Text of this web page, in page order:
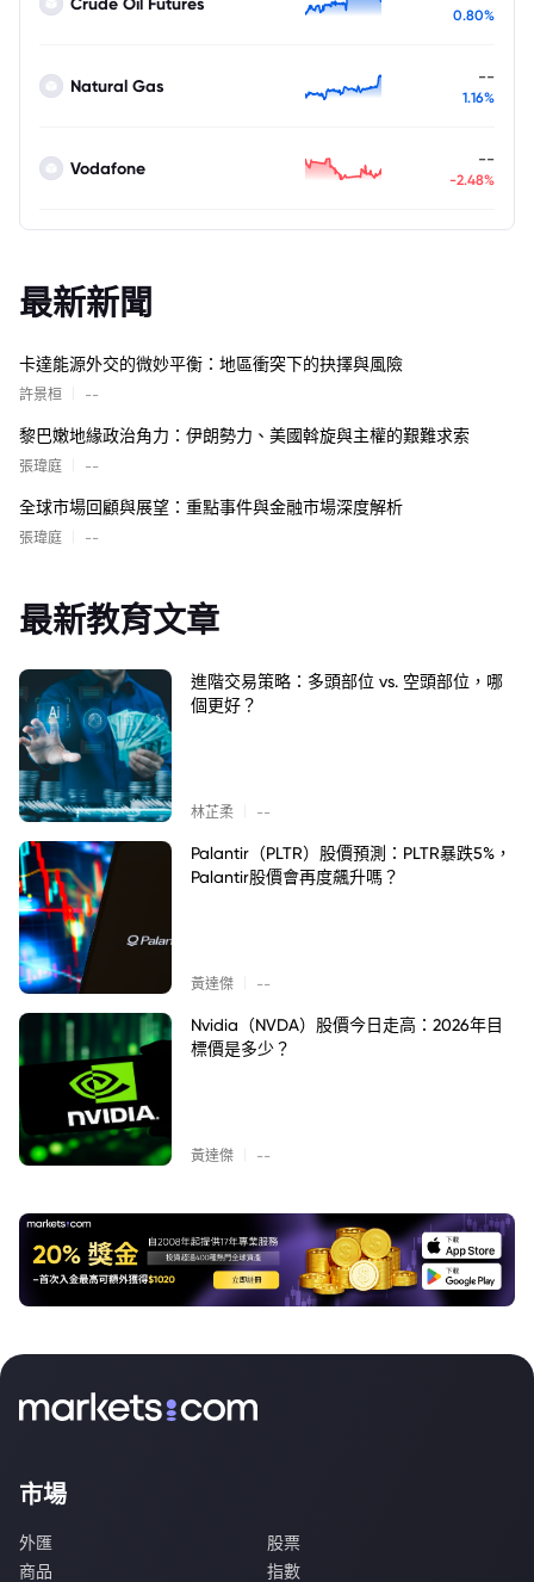
0.80%
Natural Gas --
1.16%
Vodafone --
-2.48%
最新新聞
卡達能源外交的微妙平衡：地區衝突下的抉擇與風險
許景桓 --
黎巴嫩地緣政治角力：伊朗勢力、美國斡旋與主權的艱難求索
張瑋庭 --
全球市場回顧與展望：重點事件與金融市場深度解析
張瑋庭 --
最新教育文章
進階交易策略：多頭部位 vs. 空頭部位，哪
個更好？
林芷柔 --
Palantir（PLTR）股價預測：PLTR暴跌5%，
Palantir股價會再度飆升嗎？
黃達傑 --
Nvidia（NVDA）股價今日走高：2026年目
標價是多少？
黃達傑 --
市場
外匯
股票
商品
指數